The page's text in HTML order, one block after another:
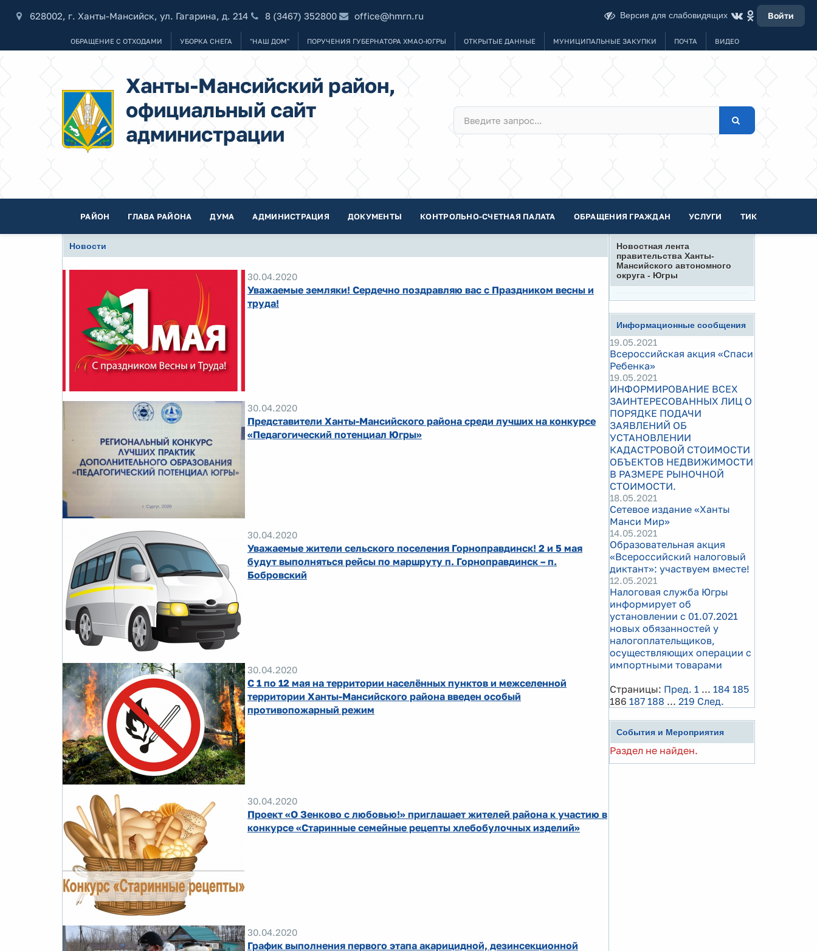
628002, г. Ханты-Мансийск, ул. Гагарина, д. 214 8 (3467) 352800 office@hmrn.ru Версия для слабовидящих Войти
ОБРАЩЕНИЕ С ОТХОДАМИ УБОРКА СНЕГА "НАШ ДОМ" ПОРУЧЕНИЯ ГУБЕРНАТОРА ХМАО-ЮГРЫ ОТКРЫТЫЕ ДАННЫЕ МУНИЦИПАЛЬНЫЕ ЗАКУПКИ ПОЧТА ВИДЕО
Ханты-Мансийский район,
официальный сайт
администрации
РАЙОН ГЛАВА РАЙОНА ДУМА АДМИНИСТРАЦИЯ ДОКУМЕНТЫ КОНТРОЛЬНО-СЧЕТНАЯ ПАЛАТА ОБРАЩЕНИЯ ГРАЖДАН УСЛУГИ ТИК
Новости
30.04.2020
Уважаемые земляки! Сердечно поздравляю вас с Праздником весны и
труда!
30.04.2020
Представители Ханты-Мансийского района среди лучших на конкурсе
«Педагогический потенциал Югры»
30.04.2020
Уважаемые жители сельского поселения Горноправдинск! 2 и 5 мая
будут выполняться рейсы по маршруту п. Горноправдинск – п.
Бобровский
30.04.2020
С 1 по 12 мая на территории населённых пунктов и межселенной
территории Ханты-Мансийского района введен особый
противопожарный режим
30.04.2020
Проект «О Зенково с любовью!» приглашает жителей района к участию в
конкурсе «Старинные семейные рецепты хлебобулочных изделий»
30.04.2020
График выполнения первого этапа акарицидной, дезинсекционной
Новостная лента
правительства Ханты-
Мансийского автономного
округа - Югры
Информационные сообщения
19.05.2021
Всероссийская акция «Спаси
Ребенка»
19.05.2021
ИНФОРМИРОВАНИЕ ВСЕХ
ЗАИНТЕРЕСОВАННЫХ ЛИЦ О
ПОРЯДКЕ ПОДАЧИ
ЗАЯВЛЕНИЙ ОБ
УСТАНОВЛЕНИИ
КАДАСТРОВОЙ СТОИМОСТИ
ОБЪЕКТОВ НЕДВИЖИМОСТИ
В РАЗМЕРЕ РЫНОЧНОЙ
СТОИМОСТИ.
18.05.2021
Сетевое издание «Ханты
Манси Мир»
14.05.2021
Образовательная акция
«Всероссийский налоговый
диктант»: участвуем вместе!
12.05.2021
Налоговая служба Югры
информирует об
установлении с 01.07.2021
новых обязанностей у
налогоплательщиков,
осуществляющих операции с
импортными товарами
Страницы: Пред. 1 ... 184 185
186 187 188 ... 219 След.
События и Мероприятия
Раздел не найден.